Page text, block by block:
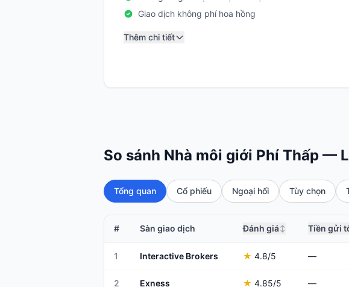
Giao dịch không phí hoa hồng
Thêm chi tiết
So sánh Nhà môi giới Phí Thấp —
Tổng quan Cổ phiếu Ngoại hối Tùy chọn
# Sàn giao dịch Đánh giá↕ Tiền gửi
1 Interactive Brokers ★ 4.8/5 —
2 Exness ★ 4.85/5 —